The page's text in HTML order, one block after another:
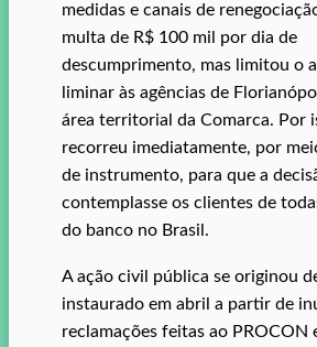
medidas e canais de
multa de R$ 100 mil por dia de
descumprimento, mas limitou o
liminar às agências de
área territorial da Comarca. Por
recorreu imediatamente, por
de instrumento, para que a
contemplasse os clientes de
do banco no Brasil.
A ação civil pública se originou
instaurado em abril a partir de
reclamações feitas ao PROCON